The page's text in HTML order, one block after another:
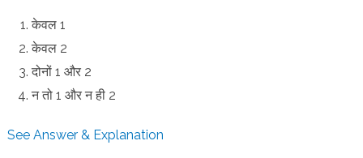
केवल 1
केवल 2
दोनों 1 और 2
न तो 1 और न ही 2
See Answer & Explanation